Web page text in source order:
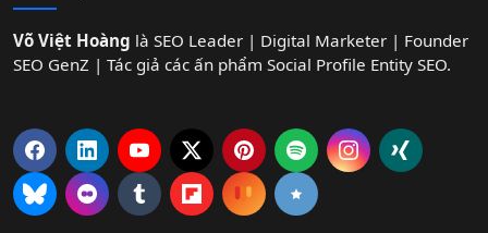
Võ Việt Hoàng là SEO Leader | Digital Marketer | Founder
SEO GenZ | Tác giả các ấn phẩm Social Profile Entity SEO.